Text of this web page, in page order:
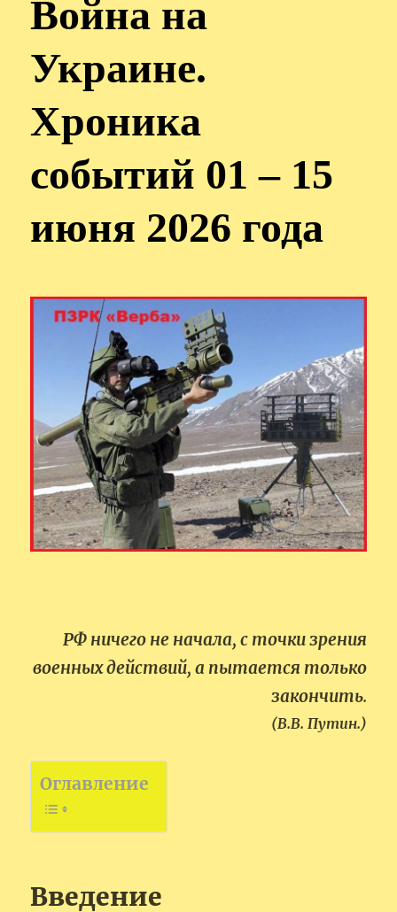
Война на
Украине.
Хроника
событий 01 – 15
июня 2026 года
РФ ничего не начала, с точки зрения
военных действий, а пытается только
закончить.
(В.В. Путин.)
Оглавление
Введение